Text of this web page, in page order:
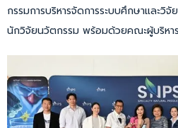
กรรมการบริหารจัดการระบบศึกษาและวิ
นักวิจัยนวัตกรรม พร้อมด้วยคณะผู้บริหา